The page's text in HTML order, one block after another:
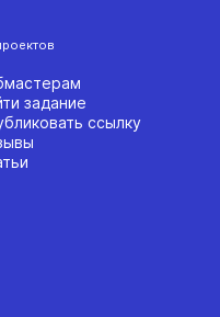
задание
ссылку